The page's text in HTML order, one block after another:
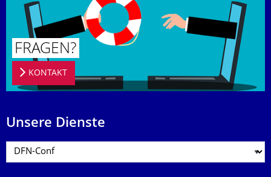
FRAGEN?
KONTAKT
Unsere Dienste